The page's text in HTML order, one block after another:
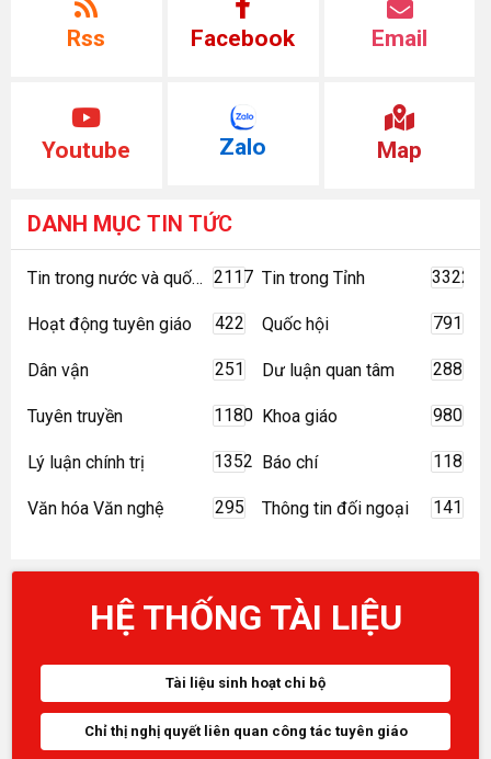
Rss Facebook Email
Youtube Zalo Map
DANH MỤC TIN TỨC
Tin trong nước và quốc tế 2117 Tin trong Tỉnh 3322
Hoạt động tuyên giáo 422 Quốc hội 791
Dân vận 251 Dư luận quan tâm 288
Tuyên truyền 1180 Khoa giáo 980
Lý luận chính trị 1352 Báo chí 118
Văn hóa Văn nghệ 295 Thông tin đối ngoại 141
HỆ THỐNG TÀI LIỆU
Tài liệu sinh hoạt chi bộ
Chỉ thị nghị quyết liên quan công tác tuyên giáo